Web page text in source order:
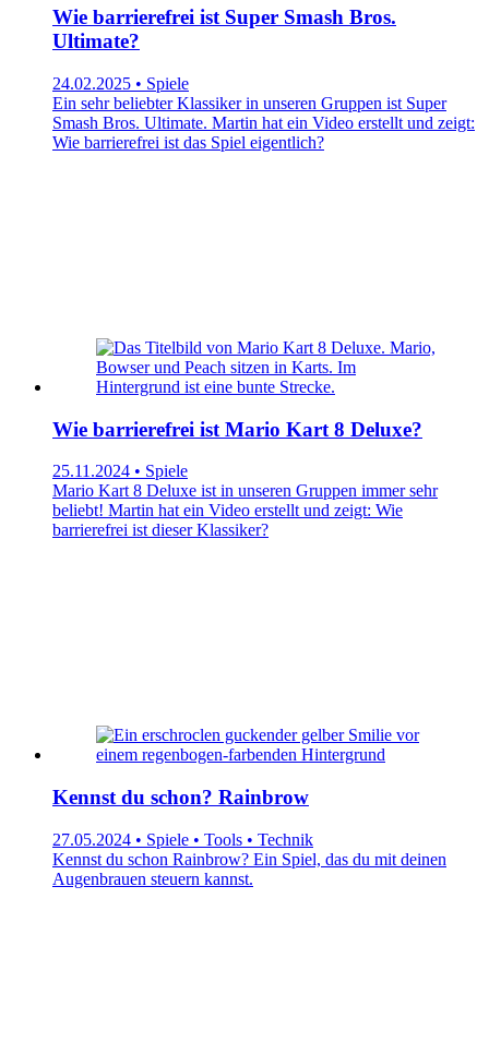
Wie barrierefrei ist Super Smash Bros.
Ultimate?
24.02.2025 • Spiele
Ein sehr beliebter Klassiker in unseren Gruppen ist Super
Smash Bros. Ultimate. Martin hat ein Video erstellt und zeigt:
Wie barrierefrei ist das Spiel eigentlich?
Wie barrierefrei ist Mario Kart 8 Deluxe?
25.11.2024 • Spiele
Mario Kart 8 Deluxe ist in unseren Gruppen immer sehr
beliebt! Martin hat ein Video erstellt und zeigt: Wie
barrierefrei ist dieser Klassiker?
Kennst du schon? Rainbrow
27.05.2024 • Spiele • Tools • Technik
Kennst du schon Rainbrow? Ein Spiel, das du mit deinen
Augenbrauen steuern kannst.